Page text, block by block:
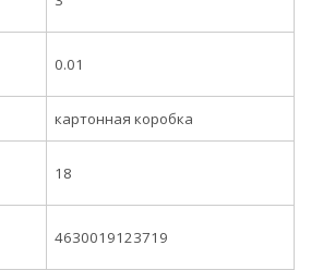
0.01
картонная коробка
18
4630019123719